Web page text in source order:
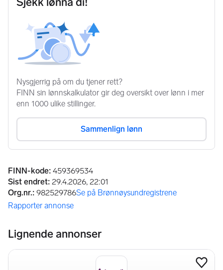
Annonseinformasjon
FINN-kode: 459369534
Sist endret: 29.4.2026, 22:01
Org.nr.: 982529786Se på Brønnøysundregistrene
(åpnes i ny fane)
Rapporter annonse